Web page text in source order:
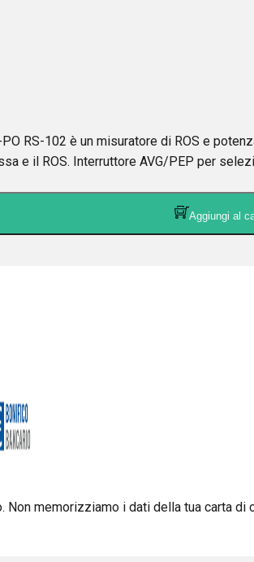
RS-102 è un misuratore di ROS e
e il ROS. Interruttore AVG/PEP per
Aggiungi al
memorizziamo i dati della tua carta